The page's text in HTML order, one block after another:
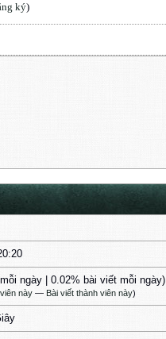
ký)
ngày | 0.02% bài viết mỗi ngày)
này — Bài viết thành viên này)